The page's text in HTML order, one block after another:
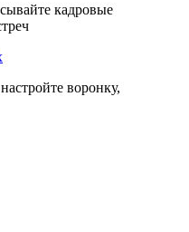
кадровые
воронку,